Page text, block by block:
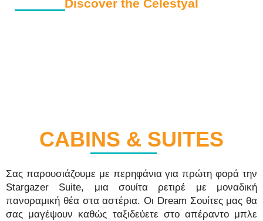
Discover the Celestyal
CABINS & SUITES
Σας παρουσιάζουμε με περηφάνια για πρώτη φορά την
Stargazer Suite, μια σουίτα ρετιρέ με μοναδική
πανοραμική θέα στα αστέρια. Οι Dream Σουίτες μας θα
σας μαγέψουν καθώς ταξιδεύετε στο απέραντο μπλε